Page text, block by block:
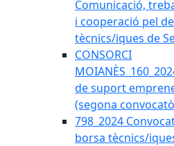
Comunicació,
i cooperació pel
tècnics/iques de
CONSORCI
de suport
(segona
798_2024
borsa tècnics/